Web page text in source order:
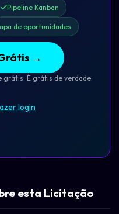
Pipeline Kanban
de oportunidades
→
grátis. É grátis de verdade.
login
esta Licitação